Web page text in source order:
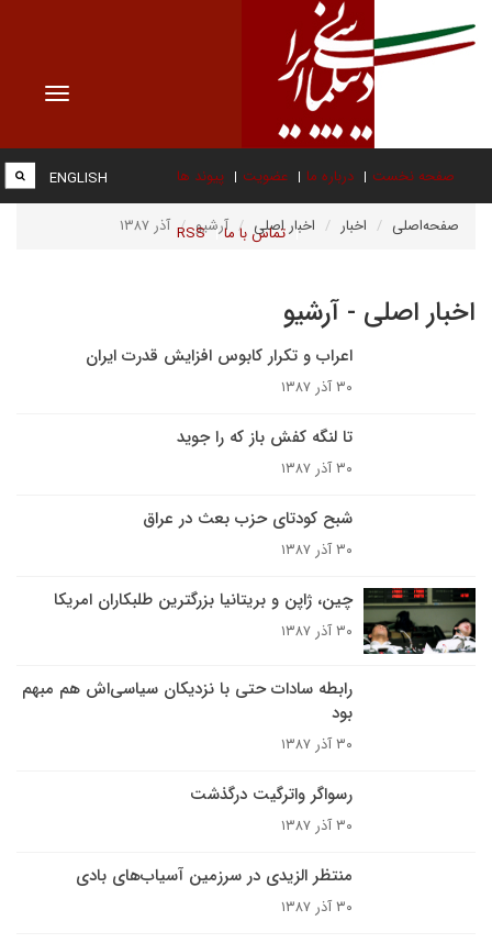
Toggle
صفحه نخست درباره ما عضویت پیوند ها
تماس با ما RSS
ENGLISH
صفحه‌اصلی اخبار اخبار اصلی آرشیو آذر ۱۳۸۷
اخبار اصلی - آرشیو
اعراب و تکرار کابوس افزایش قدرت ایران
۳۰ آذر ۱۳۸۷
تا لنگه کفش باز که را جويد
۳۰ آذر ۱۳۸۷
شبح کودتاى حزب بعث در عراق
۳۰ آذر ۱۳۸۷
چين، ژاپن و بریتانیا بزرگترین طلبکاران امریکا
۳۰ آذر ۱۳۸۷
رابطه سادات حتى با نزديکان سياسى‌اش هم مبهم
بود
۳۰ آذر ۱۳۸۷
رسواگر واترگيت درگذشت
۳۰ آذر ۱۳۸۷
منتظر الزیدی در سرزمین آسیاب‌های بادی
۳۰ آذر ۱۳۸۷